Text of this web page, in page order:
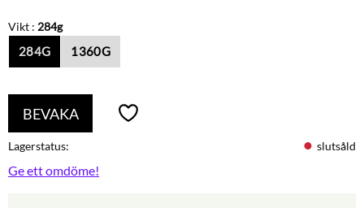
Vikt : 284g
284G 1360G
Lägg till i favoriter
BEVAKA
Lagerstatus slutsåld
Ge ett omdöme!